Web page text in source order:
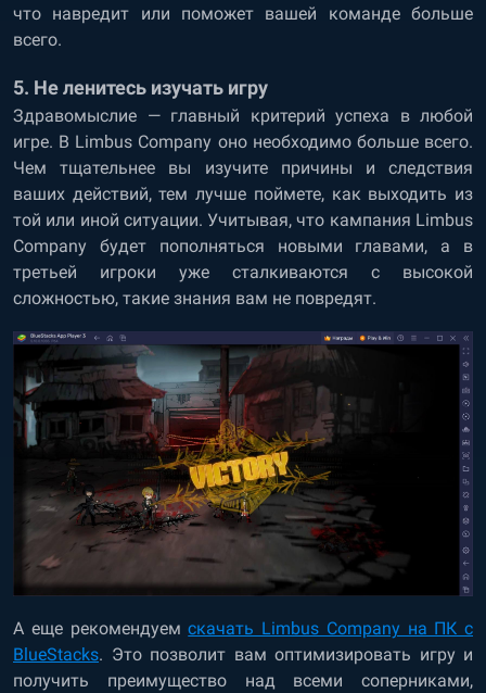
что навредит или поможет вашей команде больше
всего.
5. Не ленитесь изучать игру
Здравомыслие — главный критерий успеха в любой
игре. В Limbus Company оно необходимо больше всего.
Чем тщательнее вы изучите причины и следствия
ваших действий, тем лучше поймете, как выходить из
той или иной ситуации. Учитывая, что кампания Limbus
Company будет пополняться новыми главами, а в
третьей игроки уже сталкиваются с высокой
сложностью, такие знания вам не повредят.
А еще рекомендуемскачать Limbus Company на ПК с
BlueStacks. Это позволит вам оптимизировать игру и
получить преимущество над всеми соперниками,